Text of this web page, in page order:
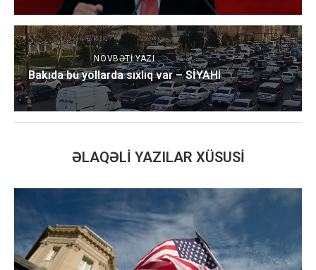
NÖVBƏTI YAZI
Bakıda bu yollarda sıxlıq var – SİYAHI
ƏLAQƏLI YAZILAR XÜSUSI